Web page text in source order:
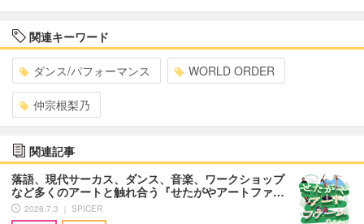
関連キーワード
ダンス/パフォーマンス WORLD ORDER
仲宗根梨乃
関連記事
落語、現代サーカス、ダンス、音楽、ワークショップ
など多くのアートと触れ合う『せたがやアートファ…
2026.7.3 ｜ SPICER